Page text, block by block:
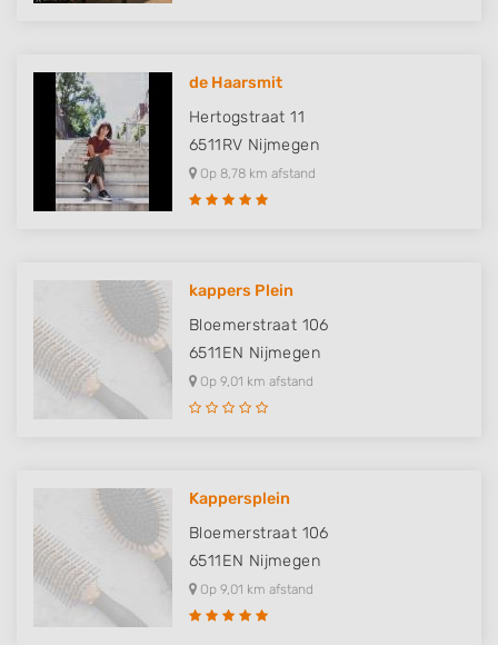
de Haarsmit
Hertogstraat 11
6511RV Nijmegen
Op 8,78 km afstand
kappers Plein
Bloemerstraat 106
6511EN Nijmegen
Op 9,01 km afstand
Kappersplein
Bloemerstraat 106
6511EN Nijmegen
Op 9,01 km afstand